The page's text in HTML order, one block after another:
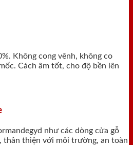
Không cong vênh, không co
Cách âm tốt, cho độ bền lên
như các dòng cửa gỗ
thân thiện với môi trường, an toàn